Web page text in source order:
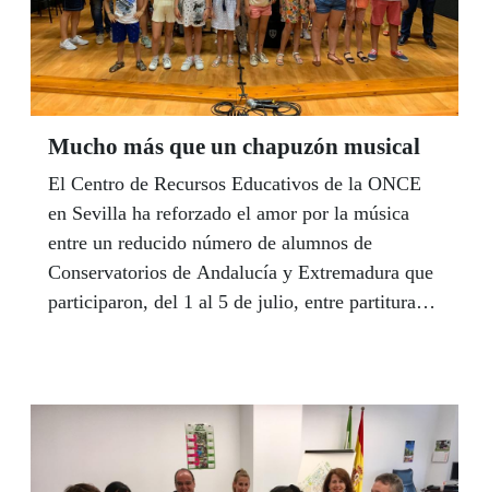
Mucho más que un chapuzón musical
El Centro de Recursos Educativos de la ONCE
en Sevilla ha reforzado el amor por la música
entre un reducido número de alumnos de
Conservatorios de Andalucía y Extremadura que
participaron, del 1 al 5 de julio, entre partituras e
con el que los participantes han crecido como
futuros músicos y también como mejores
personas.